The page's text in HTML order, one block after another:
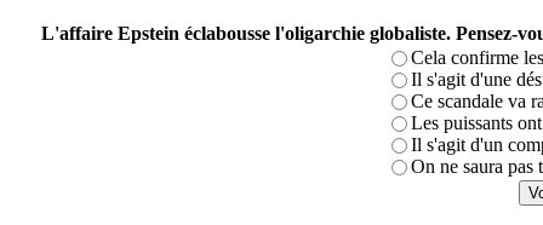
L'affaire Epstein éclabousse l'oligarchie globaliste. Pensez-
Cela confirme
Il s'agit d'une
Ce scandale va
Les puissants
Il s'agit d'un
On ne saura pas